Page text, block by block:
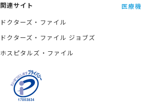
関連サイト
ドクターズ・ファイル
ドクターズ・ファイル ジョブズ
ホスピタルズ・ファイル
医療